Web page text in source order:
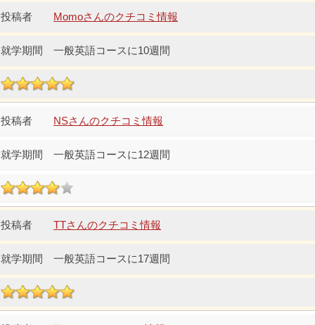
Momoさんのクチコミ情報
一般英語コースに10週間
NSさんのクチコミ情報
一般英語コースに12週間
TTさんのクチコミ情報
一般英語コースに17週間